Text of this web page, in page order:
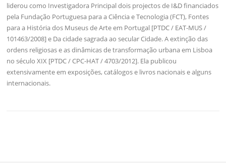
liderou como Investigadora Principal dois projectos de I&D financiados
pela Fundação Portuguesa para a Ciência e Tecnologia (FCT), Fontes
para a História dos Museus de Arte em Portugal [PTDC / EAT-MUS /
101463/2008] e Da cidade sagrada ao secular Cidade. A extinção das
ordens religiosas e as dinâmicas de transformação urbana em Lisboa
no século XIX [PTDC / CPC-HAT / 4703/2012]. Ela publicou
extensivamente em exposições, catálogos e livros nacionais e alguns
internacionais.